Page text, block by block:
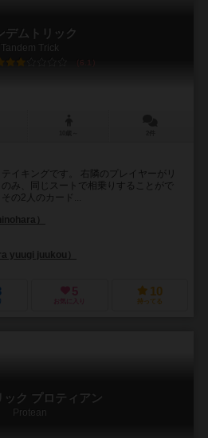
デムトリック
Tandem Trick
6.1
イキングです。 右隣のプレイヤーがリ
み、同じスートで相乗りすることがで
の2人のカード...
）
yuugi juukou）
5
お気に入り
10
持ってる
ック プロティアン
Protean